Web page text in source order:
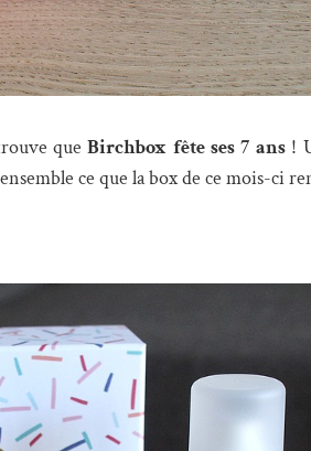
queBirchbox fête ses 7 ans!
ce que la box de ce mois-ci